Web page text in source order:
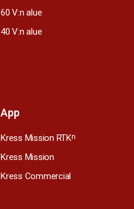
60 V:n alue
40 V:n alue
App
Kress Mission RTKn
Kress Mission
Kress Commercial